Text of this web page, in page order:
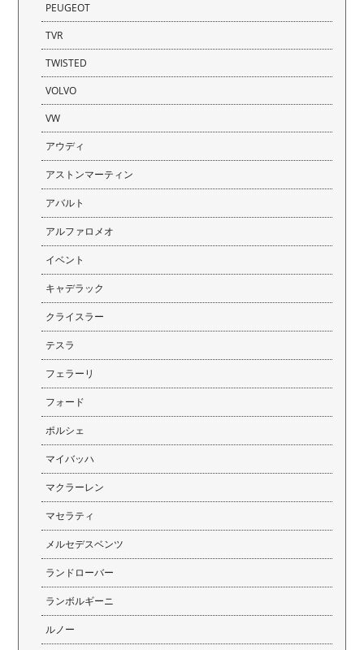
PEUGEOT
TVR
TWISTED
VOLVO
VW
アウディ
アストンマーティン
アバルト
アルファロメオ
イベント
キャデラック
クライスラー
テスラ
フェラーリ
フォード
ポルシェ
マイバッハ
マクラーレン
マセラティ
メルセデスベンツ
ランドローバー
ランボルギーニ
ルノー